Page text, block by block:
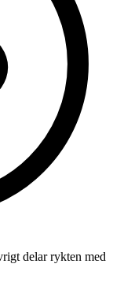
delar rykten med